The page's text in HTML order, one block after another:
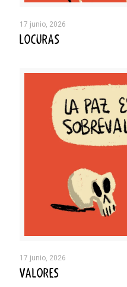
17 junio, 2026
LOCURAS
17 junio, 2026
VALORES